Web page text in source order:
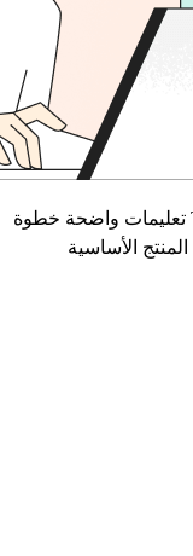
توفر أدلة الفيديو الخاصة بـ Tenorshare تعليمات واضحة خطوة
الأساسية